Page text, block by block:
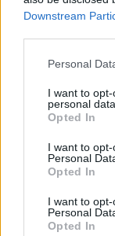
Downstream
Please note that
not limited to
grant or deny
use your data for
consent section.
Personal
I want to
personal data.
Opted In
I want to
Personal
Opted In
I want to
Personal
Opted In
bevezetni
Megengedi
HÍREK egy órája